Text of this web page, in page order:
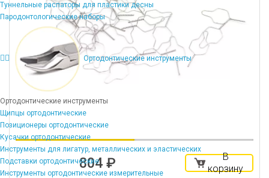
Туннельные распаторы для пластики десны
Пародонтологические наборы
Ортодонтические инструменты
Ортодонтические инструменты
Щипцы ортодонтические
Позиционеры ортодонтические
Кусачки ортодонтические
Инструменты для лигатур, металлических и эластических
Подставки ортодонтические
Инструменты ортодонтические измерительные
804 ₽
В
корзину